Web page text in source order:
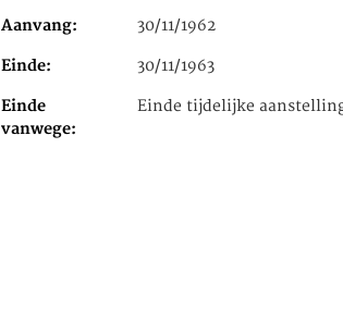
Aanvang 30/11/1962
Einde 30/11/1963
Einde
vanwege
Einde tijdelijke